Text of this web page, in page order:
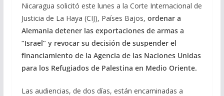
e
b
o
o
k
e
gr
a
m
at
s
A
p
p
ai
l
m
p
ar
ti
r
Nicaragua solicitó este lunes a la Corte Internacional de
Justicia de La Haya (CIJ), Países Bajos, ordenar a
Alemania detener las exportaciones de armas a
“Israel” y revocar su decisión de suspender el
financiamiento de la Agencia de las Naciones Unidas
para los Refugiados de Palestina en Medio Oriente.
Las audiencias, de dos días, están encaminadas a